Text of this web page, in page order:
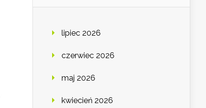
lipiec 2026
czerwiec 2026
maj 2026
kwiecień 2026